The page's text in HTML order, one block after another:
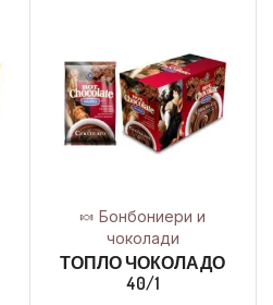
🍬 Бонбониери и
чоколади
ТОПЛО ЧОКОЛАДО
40/1